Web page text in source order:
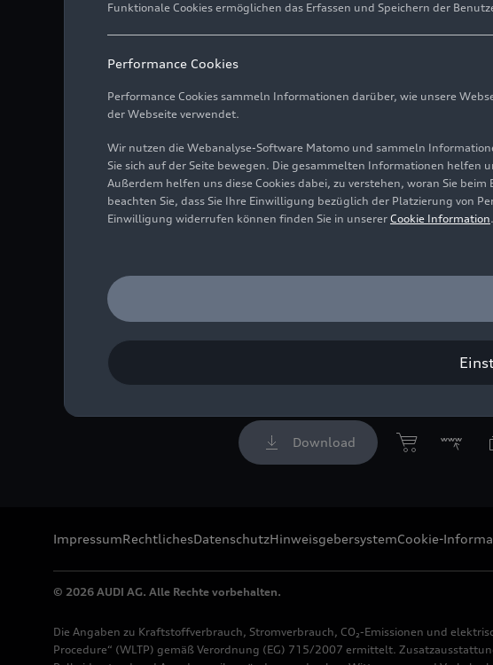
Audi hat am 24. April 2025 seinen
Download
ImpressumRechtlichesDatenschutzHinweisgebersystemCookie-
© 2026 AUDI AG. Alle Rechte vorbehalten.
Die Angaben zu Kraftstoffverbrauch, Stromverbrauch, CO₂-Emissionen und
Procedure“ (WLTP) gemäß Verordnung (EG) 715/2007 ermittelt.
Funktionale Cookies ermöglichen das Erfassen und Speichern der
Performance Cookies
Performance Cookies sammeln Informationen darüber, wie unsere
der Webseite verwendet.
Wir nutzen die Webanalyse-Software Matomo und sammeln
Sie sich auf der Seite bewegen. Die gesammelten Informationen
Außerdem helfen uns diese Cookies dabei, zu verstehen, woran Sie
beachten Sie, dass Sie Ihre Einwilligung bezüglich der Platzierung von
Einwilligung widerrufen können finden Sie in unserer Cookie Information.